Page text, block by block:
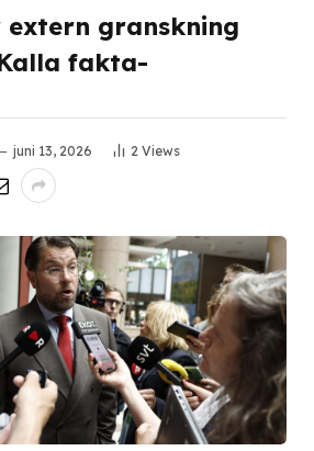
granskning
fakta-
juni 13, 2026 2 Views